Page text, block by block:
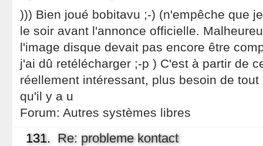
))) Bien joué bobitavu ;-) (n'empêche que
le soir avant l'annonce officielle.
l'image disque devait pas encore être
j'ai dû retélécharger ;-p ) C'est à partir de
réellement intéressant, plus besoin de
qu'il y a u
Forum: Autres systèmes libres
131. Re: probleme kontact